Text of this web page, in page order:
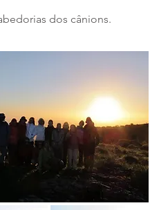
dos cânions.